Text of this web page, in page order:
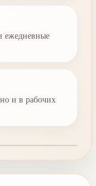
ежедневные
и в рабочих